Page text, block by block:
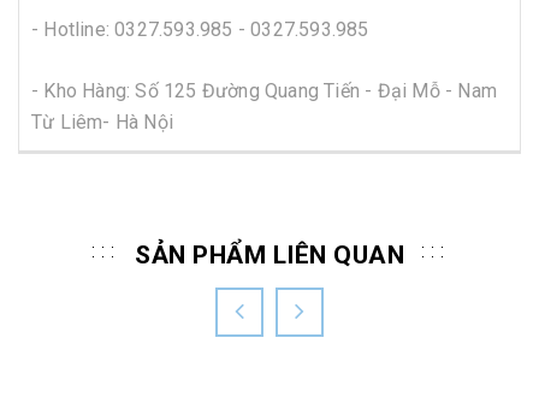
- Hotline:0327.593.985 - 0327.593.985
- Kho Hàng: Số 125 Đường Quang Tiến - Đại Mỗ - Nam
Từ Liêm- Hà Nội
SẢN PHẨM LIÊN QUAN